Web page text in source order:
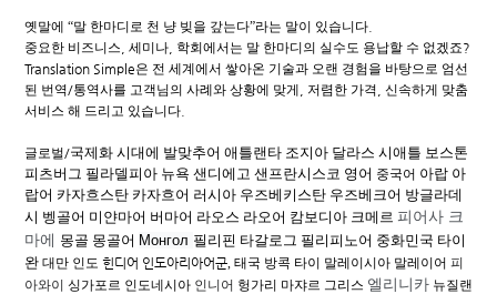
옛말에 “말 한마디로 천 냥 빚을 갚는다”라는 말이 있습니다
중요한 비즈니스 세미나 학회에서는 말 한마디의 실수도 용납할 수 없겠죠?
Translation Simple은 전 세계에서 쌓아온 기술과 오랜 경험을 바탕으로 엄선
된 번역/통역사를 고객님의 사례와 상황에 맞게 저렴한 가격
신속하게 맞춤
서비스 해 드리고 있습니다
글로벌/국제화 시대에 발맞추어 애틀랜타 조지아 달라스 시애틀 보스톤
피츠버그 필라델피아 뉴욕 샌디에고 샌프란시스코 영어 중국어 아랍 아
랍어 카자흐스탄 카자흐어 러시아 우즈베키스탄 우즈베크어 방글라데
시 벵골어 미얀마어 버마어 라오스 라오어 캄보디아 크메르 피어사 크
마에
몽골 몽골어 Монгол 필리핀 타갈로그 필리피노어 중화민국 타이
완 대만 인도 힌디어 인도아리아어군, 태국 방콕 타이 말레이시아 말레이어 피
아와이 싱가포르 인도네시아 인니어 헝가리 마쟈르 그리스 엘리니카 뉴질랜